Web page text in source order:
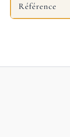
Référence